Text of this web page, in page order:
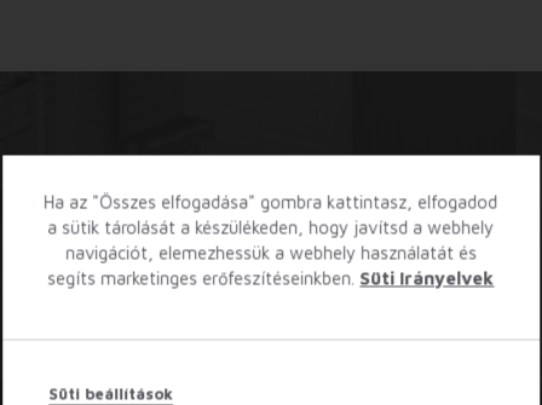
Ha az "Összes elfogadása" gombra kattintasz, elfogadod
a sütik tárolását a készülékeden, hogy javítsd a webhely
navigációt, elemezhessük a webhely használatát és
segíts marketinges erőfeszítéseinkben. Süti Irányelvek
Süti beállítások